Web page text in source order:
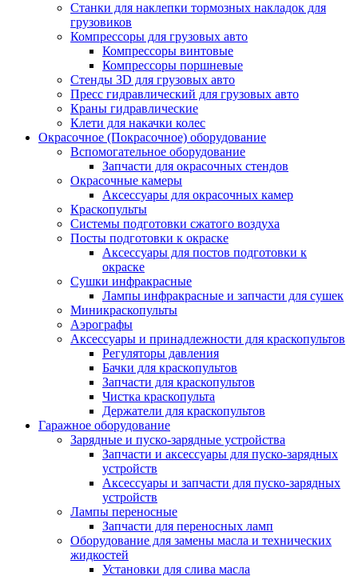
Станки для наклепки тормозных накладок для
грузовиков
Компрессоры для грузовых авто
Компрессоры винтовые
Компрессоры поршневые
Стенды 3D для грузовых авто
Пресс гидравлический для грузовых авто
Краны гидравлические
Клети для накачки колес
Окрасочное (Покрасочное) оборудование
Вспомогательное оборудование
Запчасти для окрасочных стендов
Окрасочные камеры
Аксессуары для окрасочных камер
Краскопульты
Системы подготовки сжатого воздуха
Посты подготовки к окраске
Аксессуары для постов подготовки к
окраске
Сушки инфракрасные
Лампы инфракрасные и запчасти для сушек
Миникраскопульты
Аэрографы
Аксессуары и принадлежности для краскопультов
Регуляторы давления
Бачки для краскопультов
Запчасти для краскопультов
Чистка краскопульта
Держатели для краскопультов
Гаражное оборудование
Зарядные и пуско-зарядные устройства
Запчасти и аксессуары для пуско-зарядных
устройств
Аксессуары и запчасти для пуско-зарядных
устройств
Лампы переносные
Запчасти для переносных ламп
Оборудование для замены масла и технических
жидкостей
Установки для слива масла